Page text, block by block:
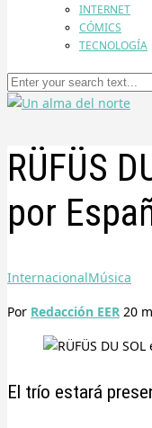
INTERNET
CÓMICS
TECNOLOGÍA
RÜFÜS
por
InternacionalMúsica
Por Redacción EER 20
El trío estará